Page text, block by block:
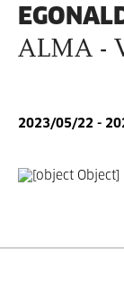
ALMA -
2023/05/22 -